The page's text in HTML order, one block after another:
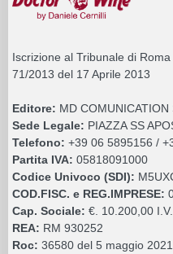
Iscrizione al Tribunale di
71/2013 del 17 Aprile 2013
Editore: MD COMUNICATION
Sede Legale: PIAZZA SS
Telefono: +39 06 5895156 /
Partita IVA: 05818091000
Codice Univoco (SDI):
COD.FISC. e REG.IMPRESE:
Cap. Sociale: €. 10.200,00 I.V.
REA: RM 930252
Roc: 36580 del 5 maggio 2021